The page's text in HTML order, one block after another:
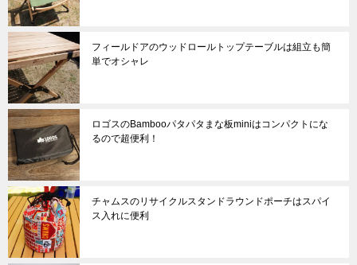
フィールドアのウッドロールトップテーブルは組立も簡
単でオシャレ
ロゴスのBambooパタパタまな板miniはコンパクトにな
るので超便利！
チャムスのリサイクルスタンドラウンドポーチはスパイ
ス入れに便利